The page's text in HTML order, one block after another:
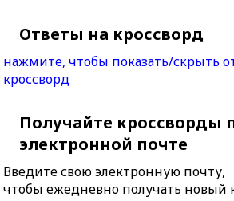
Ответы на кроссворд
нажмите, чтобы показать/скрыть
кроссворд
Получайте кроссворды
электронной почте
Введите свою электронную почту,
чтобы ежедневно получать новый